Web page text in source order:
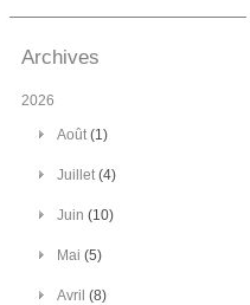
Archives
2026
Août(1)
Juillet(4)
Juin (10)
Mai (5)
Avril (8)